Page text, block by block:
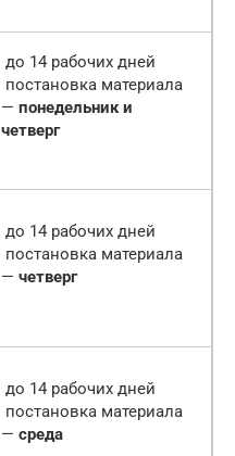
до 14 рабочих дней
постановка материала
— понедельник и
четверг
до 14 рабочих дней
постановка материала
— четверг
до 14 рабочих дней
постановка материала
— среда